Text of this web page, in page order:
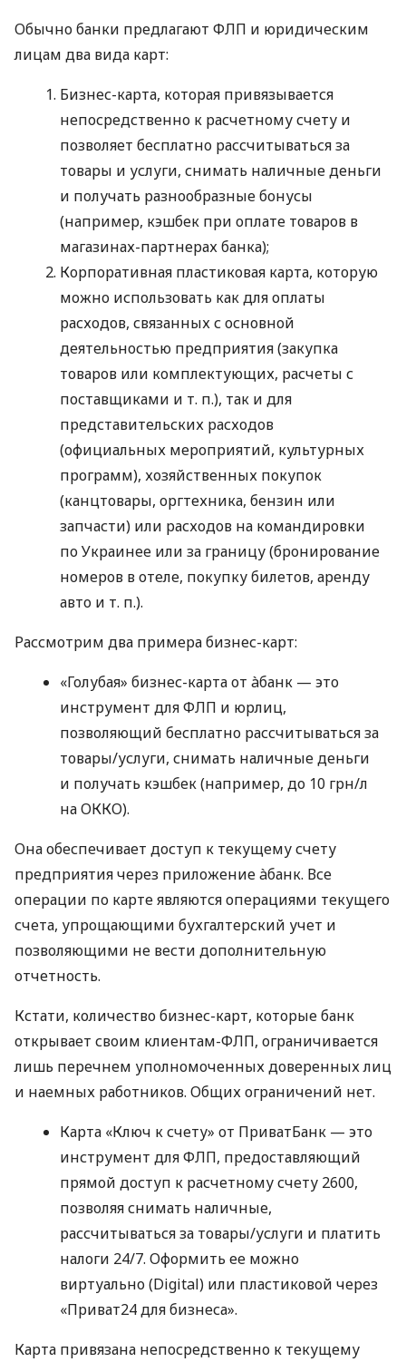
Обычно банки предлагают ФЛП и юридическим
лицам два вида карт:
Бизнес-карта, которая привязывается
непосредственно к расчетному счету и
позволяет бесплатно рассчитываться за
товары и услуги, снимать наличные деньги
и получать разнообразные бонусы
(например, кэшбек при оплате товаров в
магазинах-партнерах банка);
Корпоративная пластиковая карта, которую
можно использовать как для оплаты
расходов, связанных с основной
деятельностью предприятия (закупка
товаров или комплектующих, расчеты с
поставщиками и т. п.), так и для
представительских расходов
(официальных мероприятий, культурных
программ), хозяйственных покупок
(канцтовары, оргтехника, бензин или
запчасти) или расходов на командировки
по Украинее или за границу (бронирование
номеров в отеле, покупку билетов, аренду
авто и т. п.).
Рассмотрим два примера бизнес-карт:
«Голубая» бизнес-карта от àбанк — это
инструмент для ФЛП и юрлиц,
позволяющий бесплатно рассчитываться за
товары/услуги, снимать наличные деньги
и получать кэшбек (например, до 10 грн/л
на ОККО).
Она обеспечивает доступ к текущему счету
предприятия через приложение àбанк. Все
операции по карте являются операциями текущего
счета, упрощающими бухгалтерский учет и
позволяющими не вести дополнительную
отчетность.
Кстати, количество бизнес-карт, которые банк
открывает своим клиентам-ФЛП, ограничивается
лишь перечнем уполномоченных доверенных лиц
и наемных работников. Общих ограничений нет.
Карта «Ключ к счету» от ПриватБанк — это
инструмент для ФЛП, предоставляющий
прямой доступ к расчетному счету 2600,
позволяя снимать наличные,
рассчитываться за товары/услуги и платить
налоги 24/7. Оформить ее можно
виртуально (Digital) или пластиковой через
«Приват24 для бизнеса».
Карта привязана непосредственно к текущему